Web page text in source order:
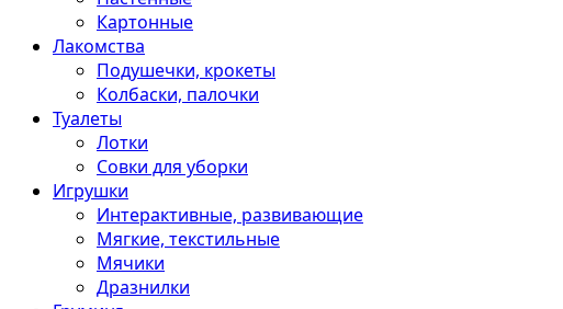
Картонные
Лакомства
Подушечки, крокеты
Колбаски, палочки
Туалеты
Лотки
Совки для уборки
Игрушки
Интерактивные, развивающие
Мягкие, текстильные
Мячики
Дразнилки